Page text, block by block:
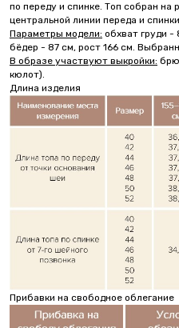
по переду и спинке. Топ собран на
центральной линии переда и
Параметры модели: обхват груди -
бёдер - 87 см, рост 166 см.
В образе участвуют выкройки:
кюлот).
Длина изделия
Прибавки на свободное облегание